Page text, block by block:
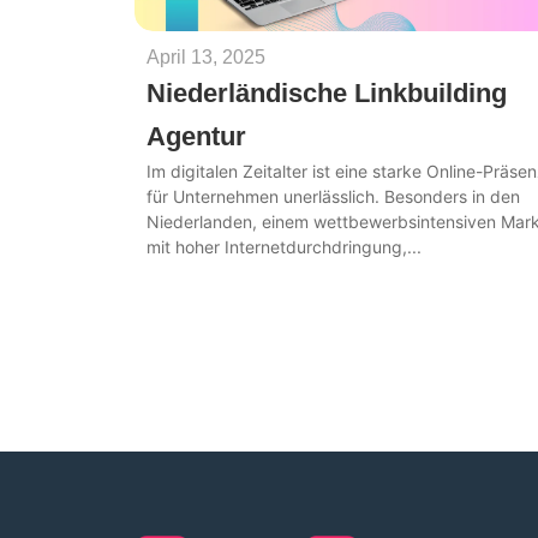
April 13, 2025
Niederländische Linkbuilding
Agentur
Im digitalen Zeitalter ist eine starke Online-
für Unternehmen unerlässlich. Besonders in den
Niederlanden, einem wettbewerbsintensiven
mit hoher Internetdurchdringung,...